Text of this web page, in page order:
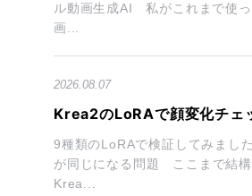
ル動画生成AI 私がこれまで使
画...
2026.08.07
Krea2のLoRAで顔変化チェ
9種類のLoRAで検証してみまし
が同じになる問題 ここまで結構
Krea...